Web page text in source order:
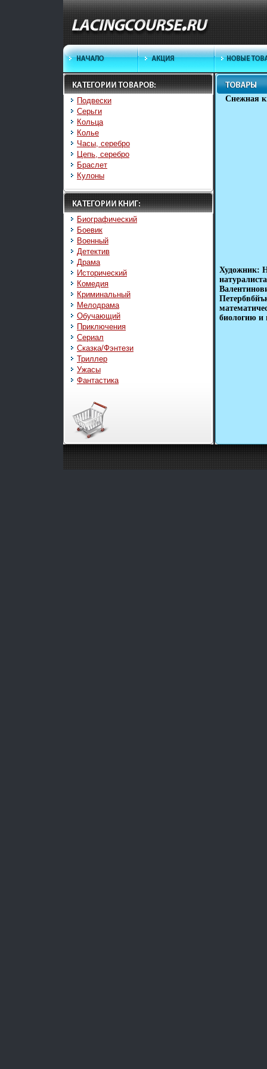
Подвески
Серьги
Кольца
Колье
Часы, серебро
Цепь, серебро
Браслет
Кулоны
Биографический
Боевик
Военный
Детектив
Драма
Исторический
Комедия
Криминальный
Мелодрама
Обучающий
Приключения
Сериал
Сказка/Фэнтези
Триллер
Ужасы
Фантастика
Снежная
Художник:
биологию и